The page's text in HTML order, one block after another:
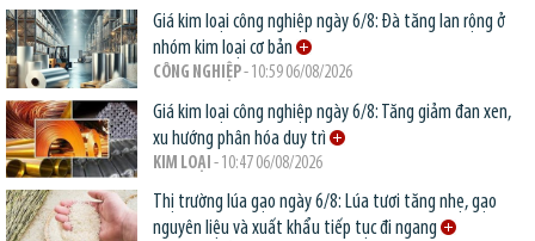
Giá kim loại công nghiệp ngày 6/8: Đà tăng lan rộng ở
nhóm kim loại cơ bản
CÔNG NGHIỆP- 10:59 06/08/2026
Giá kim loại công nghiệp ngày 6/8: Tăng giảm đan xen,
xu hướng phân hóa duy trì
KIM LOẠI - 10:47 06/08/2026
Thị trường lúa gạo ngày 6/8: Lúa tươi tăng nhẹ, gạo
nguyên liệu và xuất khẩu tiếp tục đi ngang